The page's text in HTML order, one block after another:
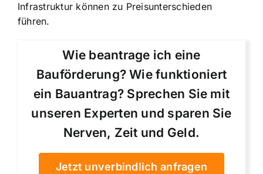
Infrastruktur können zu Preisunterschieden
führen.
Wie beantrage ich eine
Bauförderung? Wie funktioniert
ein Bauantrag? Sprechen Sie mit
unseren Experten und sparen Sie
Nerven, Zeit und Geld.
Jetzt unverbindlich anfragen